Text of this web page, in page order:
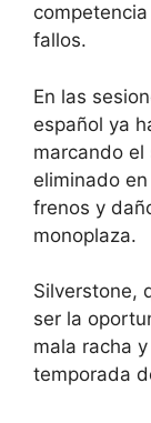
fallos.
En las
español ya
marcando
eliminado
frenos y
monoplaza.
Silverstone,
ser la
mala racha
temporada